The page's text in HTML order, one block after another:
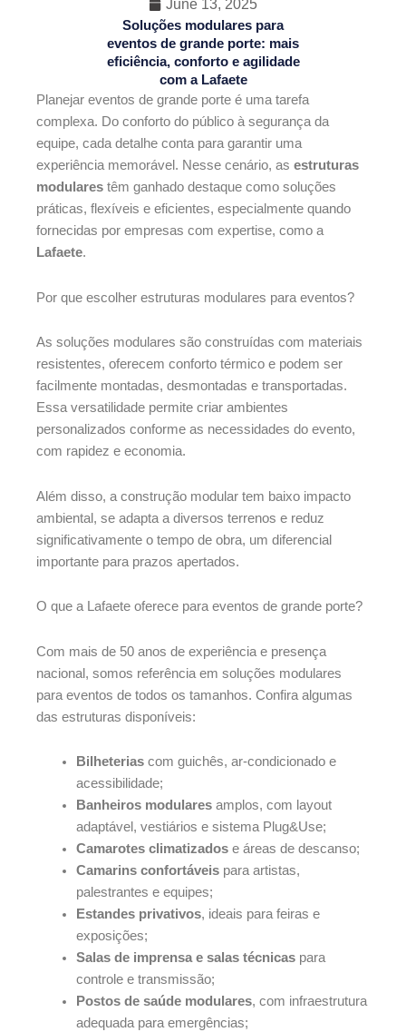
June 13, 2025
Soluções modulares para
eventos de grande porte: mais
eficiência, conforto e agilidade
com a Lafaete
Planejar eventos de grande porte é uma tarefa
complexa. Do conforto do público à segurança da
equipe, cada detalhe conta para garantir uma
experiência memorável. Nesse cenário, as estruturas
modulares têm ganhado destaque como soluções
práticas, flexíveis e eficientes, especialmente quando
fornecidas por empresas com expertise, como a
Lafaete.
Por que escolher estruturas modulares para eventos?
As soluções modulares são construídas com materiais
resistentes, oferecem conforto térmico e podem ser
facilmente montadas, desmontadas e transportadas.
Essa versatilidade permite criar ambientes
personalizados conforme as necessidades do evento,
com rapidez e economia.
Além disso, a construção modular tem baixo impacto
ambiental, se adapta a diversos terrenos e reduz
significativamente o tempo de obra, um diferencial
importante para prazos apertados.
O que a Lafaete oferece para eventos de grande porte?
Com mais de 50 anos de experiência e presença
nacional, somos referência em soluções modulares
para eventos de todos os tamanhos. Confira algumas
das estruturas disponíveis:
Bilheterias com guichês, ar-condicionado e
acessibilidade;
Banheiros modularesamplos, com layout
adaptável, vestiários e sistema Plug&Use;
Camarotes climatizadose áreas de descanso;
Camarins confortáveispara artistas,
palestrantes e equipes;
Estandes privativos, ideais para feiras e
exposições;
Salas de imprensa e salas técnicaspara
controle e transmissão;
Postos de saúde modulares, com infraestrutura
adequada para emergências;